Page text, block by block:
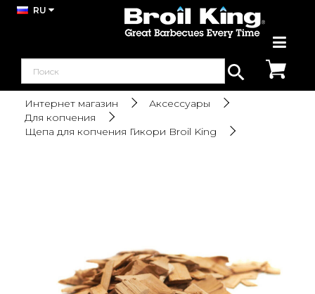
RU
Интернет магазин
Аксессуары
Для копчения
Щепа для копчения Гикори Broil King